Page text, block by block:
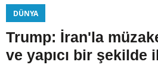
DÜNYA
Trump: İran'la
ve yapıcı bir şekilde